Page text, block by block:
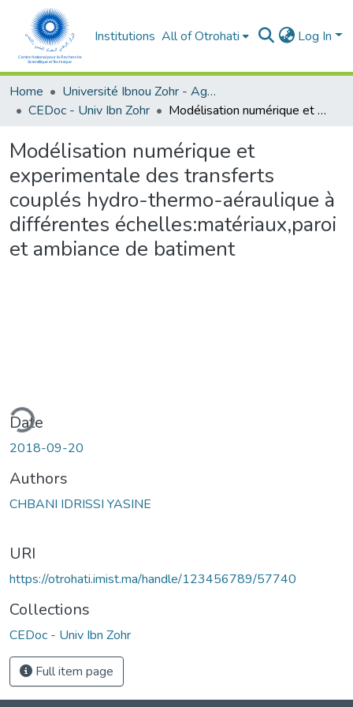
Institutions All of Otrohati Log In
Home
Université Ibnou Zohr - Agadir
CEDoc - Univ Ibn Zohr
Modélisation numérique et experimentale des transferts couplés hydro-thermo-aéraulique à différentes échelles:matériaux,paroi et ambiance de batiment
Modélisation numérique et
experimentale des transferts
couplés hydro-thermo-aéraulique à
différentes échelles:matériaux,paroi
et ambiance de batiment
Date
2018-09-20
Authors
CHBANI IDRISSI YASINE
URI
https://otrohati.imist.ma/handle/123456789/57740
Collections
CEDoc - Univ Ibn Zohr
Full item page